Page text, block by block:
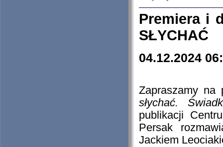
Premiera i
SŁYCHAĆ
04.12.2024
Zapraszamy
słychać.
publikacji
Persak
Jackiem